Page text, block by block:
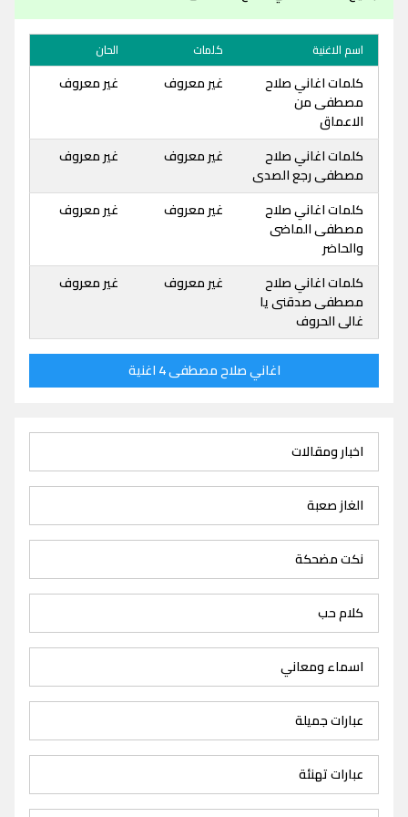
اسم الاغنية كلمات الحان
كلمات اغاني صلاح
مصطفى من
الاعماق
غير معروف غير معروف
كلمات اغاني صلاح
مصطفى رجع الصدى
غير معروف غير معروف
كلمات اغاني صلاح
مصطفى الماضى
والحاضر
غير معروف غير معروف
كلمات اغاني صلاح
مصطفى صدقنى يا
غالى الحروف
غير معروف غير معروف
اغاني صلاح مصطفى 4 اغنية
اخبار ومقالات
الغاز صعبة
نكت مضحكة
كلام حب
اسماء ومعاني
عبارات جميلة
عبارات تهنئة